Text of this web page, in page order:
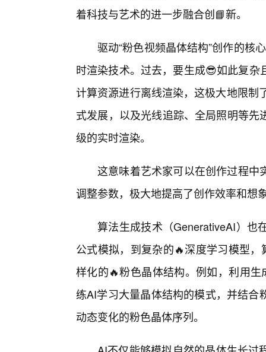
着科技与艺术的进一步融合创📘新。
驱动“粉色视频晶体结构”创作的核
时渲染技术。过去，要生成😎如此复
计算资源进行离线渲染，这极大地限制
式发展，以及光线追踪、全局照明等
级的实时渲染。
这意味着艺术家可以在创作过程中
调整参数，极大地提高了创作效率和想
算法生成技术（GenerativeAI）也
公式模拟，到复杂的🔥深度学习模型
样化的🔥粉色晶体结构。例如，利用
练AI学习大量晶体结构的模式，并结
动态变化的粉色晶体序列。